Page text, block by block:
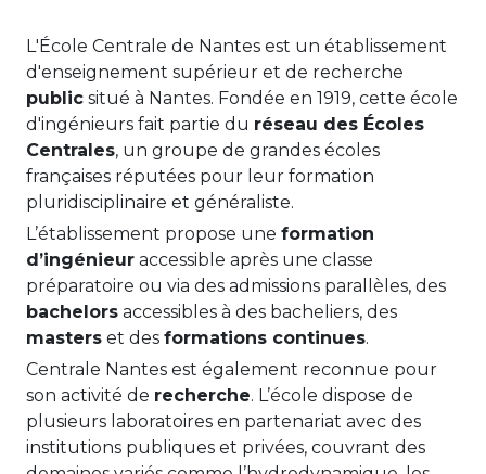
L'École Centrale de Nantes est un établissement
d'enseignement supérieur et de recherche
public situé à Nantes. Fondée en 1919, cette école
d'ingénieurs fait partie du réseau des Écoles
Centrales, un groupe de grandes écoles
françaises réputées pour leur formation
pluridisciplinaire et généraliste.
L’établissement propose une formation
d’ingénieur accessible après une classe
préparatoire ou via des admissions parallèles, des
bachelors accessibles à des bacheliers, des
masters et des formations continues.
Centrale Nantes est également reconnue pour
son activité de recherche. L’école dispose de
plusieurs laboratoires en partenariat avec des
institutions publiques et privées, couvrant des